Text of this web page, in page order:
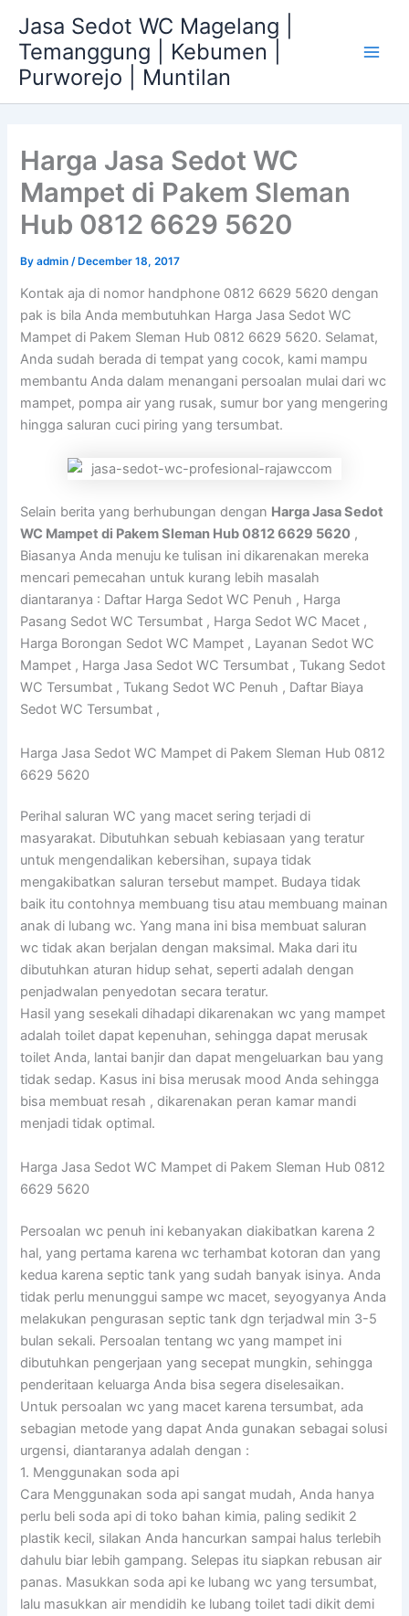
content
Jasa Sedot WC Magelang |
Temanggung | Kebumen |
Purworejo | Muntilan
Harga Jasa Sedot WC
Mampet di Pakem Sleman
Hub 0812 6629 5620
Byadmin/ December 18, 2017
Kontak aja di nomor handphone 0812 6629 5620 dengan
pak is bila Anda membutuhkan Harga Jasa Sedot WC
Mampet di Pakem Sleman Hub 0812 6629 5620. Selamat,
Anda sudah berada di tempat yang cocok, kami mampu
membantu Anda dalam menangani persoalan mulai dari wc
mampet, pompa air yang rusak, sumur bor yang mengering
hingga saluran cuci piring yang tersumbat.
Selain berita yang berhubungan dengan Harga Jasa Sedot
WC Mampet di Pakem Sleman Hub 0812 6629 5620 ,
Biasanya Anda menuju ke tulisan ini dikarenakan mereka
mencari pemecahan untuk kurang lebih masalah
diantaranya : Daftar Harga Sedot WC Penuh , Harga
Pasang Sedot WC Tersumbat , Harga Sedot WC Macet ,
Harga Borongan Sedot WC Mampet , Layanan Sedot WC
Mampet , Harga Jasa Sedot WC Tersumbat , Tukang Sedot
WC Tersumbat , Tukang Sedot WC Penuh , Daftar Biaya
Sedot WC Tersumbat ,
Harga Jasa Sedot WC Mampet di Pakem Sleman Hub 0812
6629 5620
Perihal saluran WC yang macet sering terjadi di
masyarakat. Dibutuhkan sebuah kebiasaan yang teratur
untuk mengendalikan kebersihan, supaya tidak
mengakibatkan saluran tersebut mampet. Budaya tidak
baik itu contohnya membuang tisu atau membuang mainan
anak di lubang wc. Yang mana ini bisa membuat saluran
wc tidak akan berjalan dengan maksimal. Maka dari itu
dibutuhkan aturan hidup sehat, seperti adalah dengan
penjadwalan penyedotan secara teratur.
Hasil yang sesekali dihadapi dikarenakan wc yang mampet
adalah toilet dapat kepenuhan, sehingga dapat merusak
toilet Anda, lantai banjir dan dapat mengeluarkan bau yang
tidak sedap. Kasus ini bisa merusak mood Anda sehingga
bisa membuat resah , dikarenakan peran kamar mandi
menjadi tidak optimal.
Harga Jasa Sedot WC Mampet di Pakem Sleman Hub 0812
6629 5620
Persoalan wc penuh ini kebanyakan diakibatkan karena 2
hal, yang pertama karena wc terhambat kotoran dan yang
kedua karena septic tank yang sudah banyak isinya. Anda
tidak perlu menunggui sampe wc macet, seyogyanya Anda
melakukan pengurasan septic tank dgn terjadwal min 3-5
bulan sekali. Persoalan tentang wc yang mampet ini
dibutuhkan pengerjaan yang secepat mungkin, sehingga
penderitaan keluarga Anda bisa segera diselesaikan.
Untuk persoalan wc yang macet karena tersumbat, ada
sebagian metode yang dapat Anda gunakan sebagai solusi
urgensi, diantaranya adalah dengan :
1. Menggunakan soda api
Cara Menggunakan soda api sangat mudah, Anda hanya
perlu beli soda api di toko bahan kimia, paling sedikit 2
plastik kecil, silakan Anda hancurkan sampai halus terlebih
dahulu biar lebih gampang. Selepas itu siapkan rebusan air
panas. Masukkan soda api ke lubang wc yang tersumbat,
lalu masukkan air mendidih ke lubang toilet tadi dikit demi